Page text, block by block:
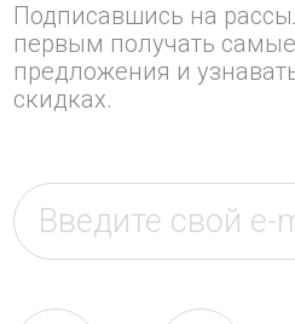
Подписавшись на
первым получать
предложения и
скидках.